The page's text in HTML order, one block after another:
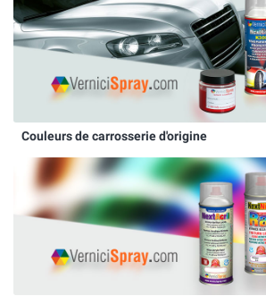
Couleurs de carrosserie d'origine